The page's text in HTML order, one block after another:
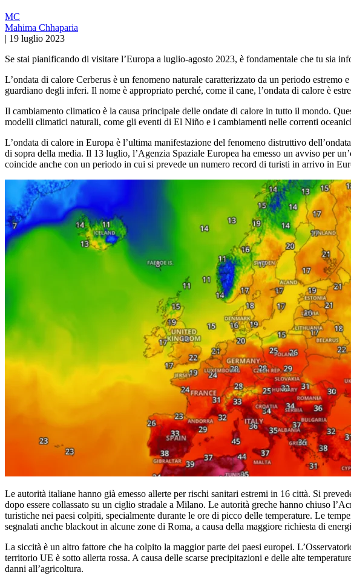
MC
Mahima Chhaparia
| 19 luglio 2023
Se stai pianificando di visitare l’Europa a luglio-agosto 2023, è fondamentale che tu sia
L’ondata di calore Cerberus è un fenomeno naturale caratterizzato da un periodo
guardiano degli inferi. Il nome è appropriato perché, come il cane, l’ondata di calore è
Il cambiamento climatico è la causa principale delle ondate di calore in tutto il mondo.
modelli climatici naturali, come gli eventi di El Niño e i cambiamenti nelle correnti
L’ondata di calore in Europa è l’ultima manifestazione del fenomeno distruttivo
di sopra della media. Il 13 luglio, l’Agenzia Spaziale Europea ha emesso un avviso per
coincide anche con un periodo in cui si prevede un numero record di turisti in arrivo in
Le autorità italiane hanno già emesso allerte per rischi sanitari estremi in 16 città. Si
dopo essere collassato su un ciglio stradale a Milano. Le autorità greche hanno chiuso
turistiche nei paesi colpiti, specialmente durante le ore di picco delle temperature. Le
segnalati anche blackout in alcune zone di Roma, a causa della maggiore richiesta di
La siccità è un altro fattore che ha colpito la maggior parte dei paesi europei.
territorio UE è sotto allerta rossa. A causa delle scarse precipitazioni e delle alte
danni all’agricoltura.